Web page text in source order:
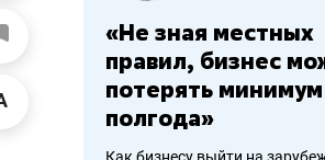
работа «Не зная местных
правил, бизнес
потерять минимум
полгода»